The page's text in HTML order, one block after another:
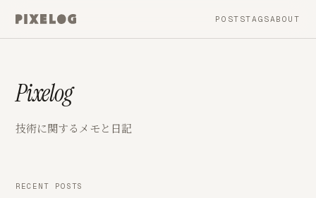
POSTSTAGSABOUT
Pixelog
技術に関するメモと日記
RECENT POSTS